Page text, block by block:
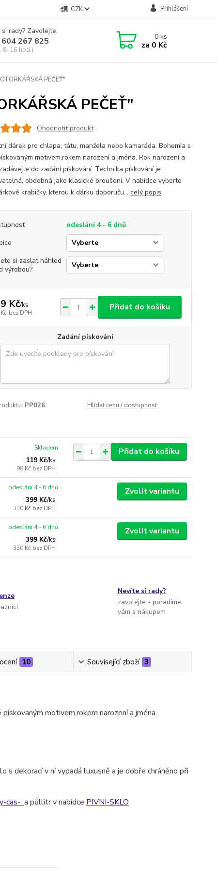
CZK Přihlášení
rady? Zavolejte.
267 825
8-16 hod.)
0ks
za 0 Kč
PEČEŤ"
PEČEŤ"
Ohodnotit produkt
dárek pro chlapa, tátu, manžela nebo kamaráda. Bohemia s
motivem,rokem narození a jména. Rok narození a
do zadání pískování. Technika pískování je
obdobná jako klasické broušení. V nabídce vyberte
krabičky, kterou k dárku doporuču... celý popis
odeslání 4 - 6 dnů
si zaslat náhled
výrobou?
Kč/ks
bez DPH
Přidat do košíku
Zadání pískování
PP026 Hlídat cenu / dostupnost
119 Kč/ks
98 Kč bez DPH
Skladem Přidat do košíku
399 Kč/ks
330 Kč bez DPH
odeslání 4 - 6 dnů Zvolit variantu
399 Kč/ks
330 Kč bez DPH
odeslání 4 - 6 dnů Zvolit variantu
Nevíte si rady?
zavolejte - poradíme
vám s nákupem
10 Související zboží 3
pískovaným motivem,rokem narození a jména.
s dekorací v ní vypadá luxusně a je dobře chráněno při
cas- a půllitr v nabídce PIVNI-SKLO